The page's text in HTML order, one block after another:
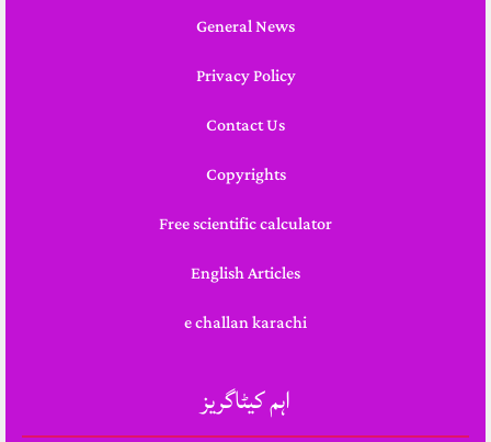
General News
Privacy Policy
Contact Us
Copyrights
Free scientific calculator
English Articles
e challan karachi
اہم کیٹاگریز